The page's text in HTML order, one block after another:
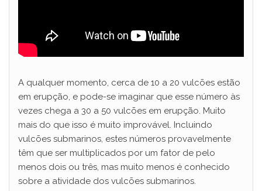
A qualquer momento, cerca de 10 a 20 vulcões estão
em erupção, e pode-se imaginar que esse número às
vezes chega a 30 a 50 vulcões em erupção. Muito
mais do que isso é muito improvável. Incluindo
vulcões submarinos, estes números provavelmente
têm que ser multiplicados por um fator de pelo
menos dois ou três, mas muito menos é conhecido
sobre a atividade dos vulcões submarinos.